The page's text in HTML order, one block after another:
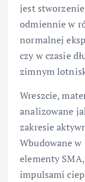
jest
odmiennie w
normalnej
czy w czasie
zimnym
Wreszcie,
analizowane
zakresie
Wbudowane w
elementy
impulsami